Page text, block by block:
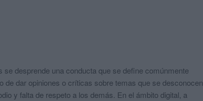
desprende una conducta que se define comúnmente
de dar opiniones o críticas sobre temas que se desconocen
y falta de respeto a los demás. En el ámbito digital, a